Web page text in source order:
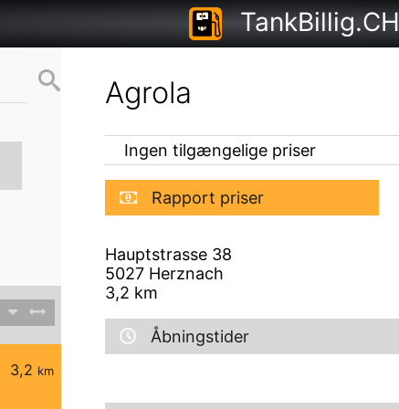
TankBillig.CH
3,2 km
Agrola
Ingen tilgængelige priser
Rapport priser
Hauptstrasse 38
5027 Herznach
3,2 km
Åbningstider